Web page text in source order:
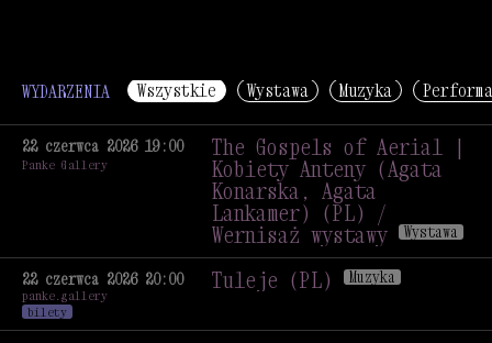
WYDARZENIA Wszystkie Wystawa Muzyka
22 czerwca 2026 19:00
Panke Gallery
The Gospels of Aerial |
Kobiety Anteny (Agata
Konarska, Agata
Lankamer) (PL) /
Wernisaż wystawy Wystawa
The Gospels of Aerial |
Kobiety Anteny (Agata
22 czerwca 2026 20:00
panke.gallery
bilety
Tuleje (PL) Muzyka